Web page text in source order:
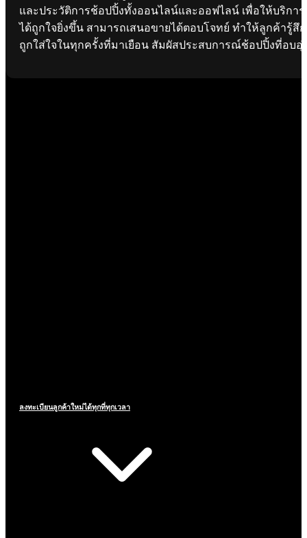
และประวัติการช้อปปิ้งทั้งออนไลน์และออฟไลน์ เพื่อให้บริการ
ได้ถูกใจยิ่งขึ้น สามารถเสนอขายได้ตอบโจทย์ ทำให้ลูกค้ารู้สึก
ถูกใส่ใจในทุกครั้งที่มาเยือน สัมผัสประสบการณ์ช้อปปิ้งที่อบอุ่
ลงทะเบียนลูกค้าใหม่ได้ทุกที่ทุกเวลา